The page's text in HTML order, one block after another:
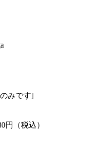
みです]
円（税込）